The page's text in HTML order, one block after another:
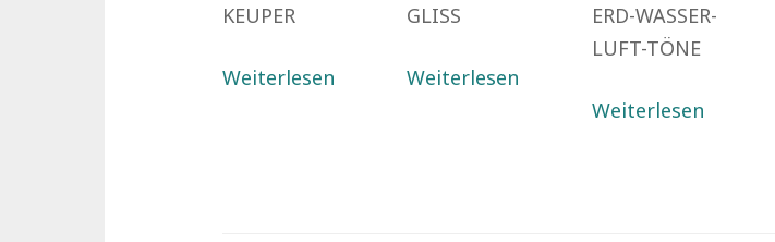
KEUPER
Weiterlesen
GLISS
Weiterlesen
ERD-WASSER-
LUFT-TÖNE
Weiterlesen